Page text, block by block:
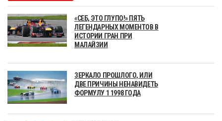
«СЕБ, ЭТО ГЛУПО!» ПЯТЬ
ЛЕГЕНДАРНЫХ МОМЕНТОВ В
ИСТОРИИ ГРАН ПРИ
МАЛАЙЗИИ
ЗЕРКАЛО ПРОШЛОГО, ИЛИ
ДВЕ ПРИЧИНЫ НЕНАВИДЕТЬ
ФОРМУЛУ 1 1998 ГОДА